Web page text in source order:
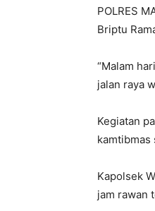
POLRES
Briptu
“Malam
jalan raya
Kegiatan
kamtibmas
Kapolsek
jam rawan